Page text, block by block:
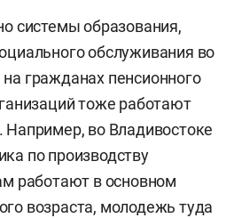
системы образования,
обслуживания во
гражданах пенсионного
тоже работают
Например, во Владивостоке
по производству
работают в основном
возраста, молодежь туда